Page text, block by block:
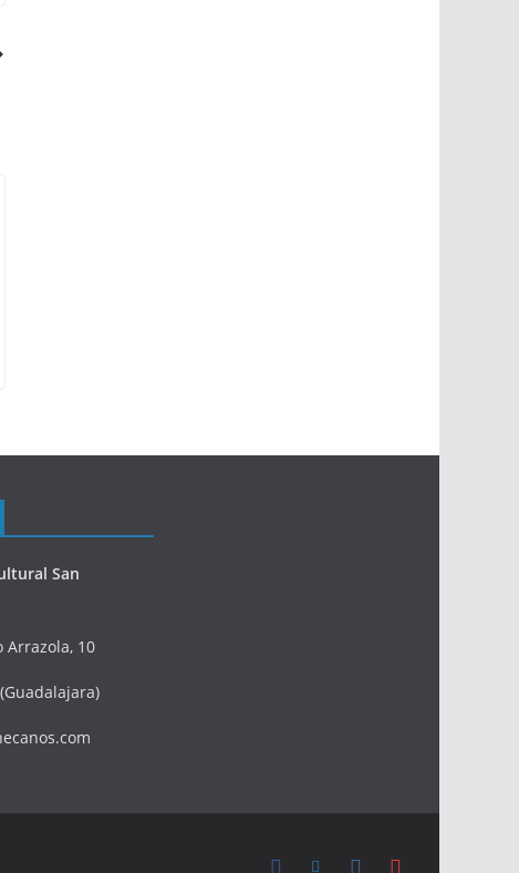
San
Arrazola, 10